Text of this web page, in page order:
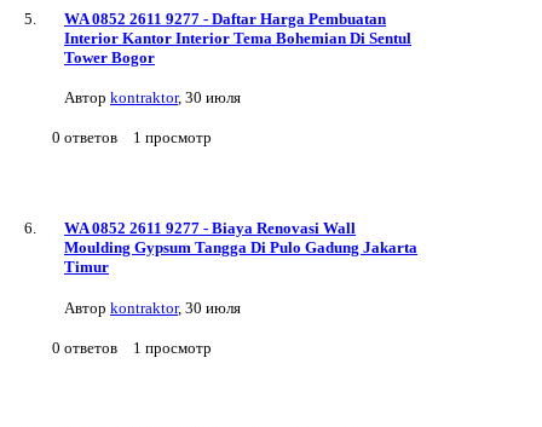
WA 0852 2611 9277 - Daftar Harga Pembuatan
Interior Kantor Interior Tema Bohemian Di Sentul
Tower Bogor
Автор kontraktor, 30 июля
0 ответов 1 просмотр
WA 0852 2611 9277 - Biaya Renovasi Wall
Moulding Gypsum Tangga Di Pulo Gadung Jakarta
Timur
Автор kontraktor, 30 июля
0 ответов 1 просмотр